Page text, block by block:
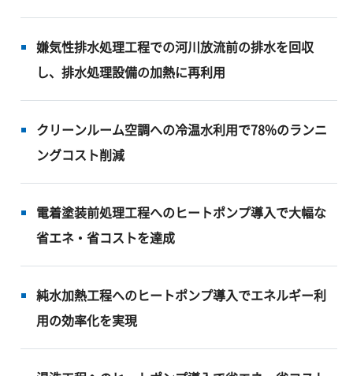
嫌気性排水処理工程での河川放流前の排水を回収
し、排水処理設備の加熱に再利用
クリーンルーム空調への冷温水利用で78%のランニ
ングコスト削減
電着塗装前処理工程へのヒートポンプ導入で大幅な
省エネ・省コストを達成
純水加熱工程へのヒートポンプ導入でエネルギー利
用の効率化を実現